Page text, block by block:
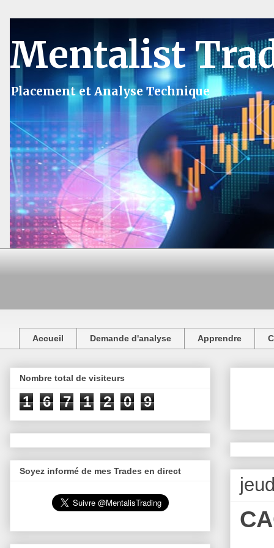
Mentalist
Placement et Analyse Technique
Accueil Demande d'analyse Apprendre
Nombre total de visiteurs
1 6 7 1 2 0 9
Soyez informé de mes Trades en direct